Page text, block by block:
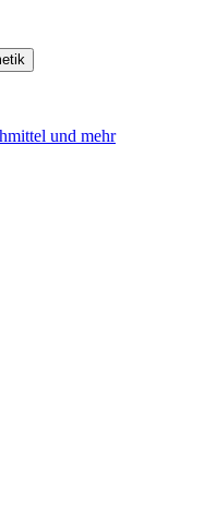
und mehr